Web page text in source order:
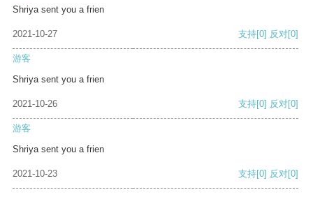
Shriya sent you a frien
2021-10-27 支持[0] 反对[0]
游客
Shriya sent you a frien
2021-10-26 支持[0] 反对[0]
游客
Shriya sent you a frien
2021-10-23 支持[0] 反对[0]